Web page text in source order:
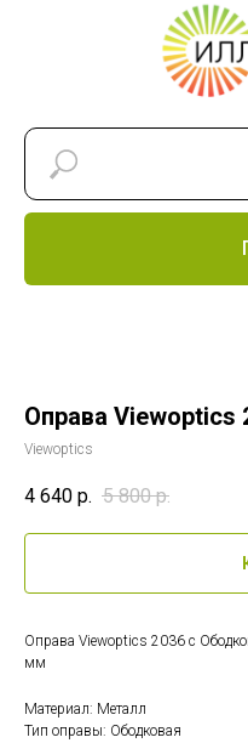
Оправа Viewoptics
Viewoptics
4 640 р. 5 800 р.
Оправа Viewoptics 2036 c
мм
Материал: Металл
Тип оправы: Ободковая